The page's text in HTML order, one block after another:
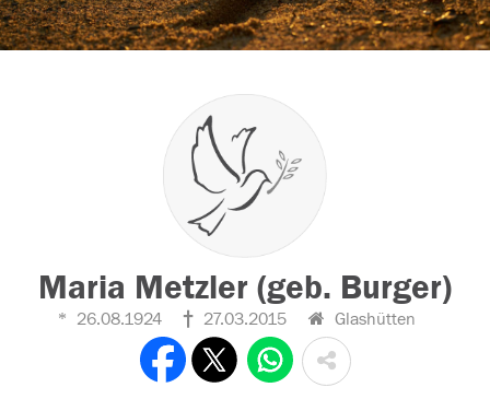
Maria Metzler (geb. Burger)
26.08.1924 27.03.2015 Glashütten